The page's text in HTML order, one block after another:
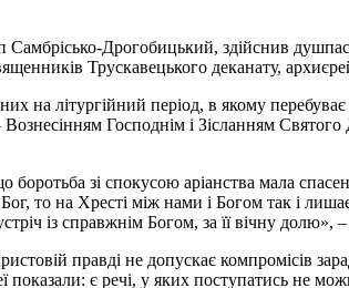
Дрогобицький, здійснив
Трускавецького деканату,
на літургійний період, в якому
Господнім і Зісланням
зі спокусою аріанства мала
то на Хресті між нами і Богом так і
із справжнім Богом, за її вічну
правді не допускає компромісів
є речі, у яких поступатись не